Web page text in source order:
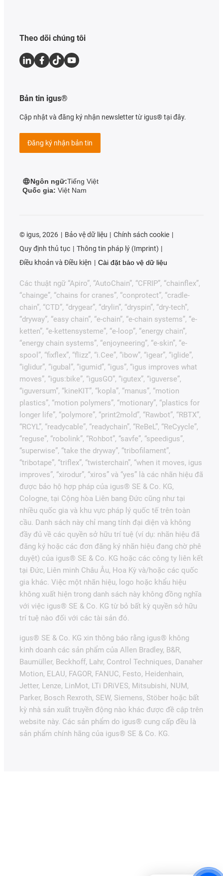
Theo dõi chúng tôi
Bản tin igus®
Cập nhật và đăng ký nhận newsletter từ igus® tại đây.
Đăng ký nhận bản tin
Ngôn ngữ:Tiếng Việt
Quốc gia: Việt Nam
© igus, 2026 Bảo vệ dữ liệu
Chính sách cookie
Quy định thủ tục
Thông tin pháp lý (Imprint)
Điều khoản và Điều kiện
Cài đặt bảo vệ dữ liệu
Các thuật ngữ “Apiro”, “AutoChain”, “CFRIP”, “chainflex”,
“chainge”, “chains for cranes”, “conprotect”, “cradle-
chain”, “CTD”, “drygear”, “drylin”, “dryspin”, “dry-tech”,
“dryway”, “easy chain”, “e-chain”, “e-chain systems”, “e-
ketten”, “e-kettensysteme”, “e-loop”, “energy chain”,
“energy chain systems”, “enjoyneering”, “e-skin”, “e-
spool”, “fixflex”, “flizz”, “i.Cee”, “ibow”, “igear”, “iglide”,
“iglidur”, “igubal”, “igumid”, “igus”, “igus improves what
moves”, “igus:bike”, “igusGO”, “igutex”, “iguverse”,
“iguversum”, “kineKIT”, “kopla”, “manus”, “motion
plastics”, “motion polymers”, “motionary”, “plastics for
longer life”, “polymore”, “print2mold”, “Rawbot”, “RBTX”,
“RCYL”, “readycable”, “readychain”, “ReBeL”, “ReCyycle”,
“reguse”, “robolink”, “Rohbot”, “savfe”, “speedigus”,
“superwise”, “take the dryway”, “tribofilament”,
“tribotape”, “triflex”, “twisterchain”, “when it moves, igus
improves”, “xirodur”, “xiros” và “yes” là các nhãn hiệu đã
được bảo hộ hợp pháp của igus® SE & Co. KG,
Cologne, tại Cộng hòa Liên bang Đức cũng như tại
nhiều quốc gia và khu vực pháp lý quốc tế trên toàn
cầu. Danh sách này chỉ mang tính đại diện và không
đầy đủ về các quyền sở hữu trí tuệ (ví dụ: nhãn hiệu đã
đăng ký hoặc các đơn đăng ký nhãn hiệu đang chờ phê
duyệt) của igus® SE & Co. KG hoặc các công ty liên kết
tại Đức, Liên minh Châu Âu, Hoa Kỳ và/hoặc các quốc
gia khác. Việc một nhãn hiệu, logo hoặc khẩu hiệu
không xuất hiện trong danh sách này không đồng nghĩa
với việc igus® SE & Co. KG từ bỏ bất kỳ quyền sở hữu
trí tuệ nào đối với các tài sản đó.
igus® SE & Co. KG xin thông báo rằng igus® không
kinh doanh các sản phẩm của Allen Bradley, B&R,
Baumüller, Beckhoff, Lahr, Control Techniques, Danaher
Motion, ELAU, FAGOR, FANUC, Festo, Heidenhain,
Jetter, Lenze, LinMot, LTi DRiVES, Mitsubishi, NUM,
Parker, Bosch Rexroth, SEW, Siemens, Stöber hoặc bất
kỳ nhà sản xuất truyền động nào khác được đề cập trên
website này. Các sản phẩm do igus® cung cấp đều là
sản phẩm chính hãng của igus® SE & Co. KG.